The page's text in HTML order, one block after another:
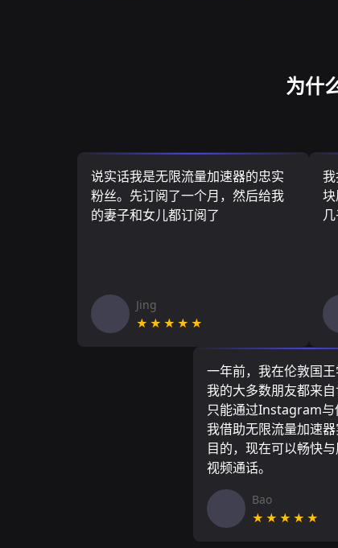
为什
说实话我是无限流量加速器的忠实
粉丝。先订阅了一个月，然后给我
的妻子和女儿都订阅了
Jing
★★★★★
一年前，我在伦敦国王
我的大多数朋友都来自
只能通过Instagram与
我借助无限流量加速
目的，现在可以畅快
视频通话。
Bao
★★★★★